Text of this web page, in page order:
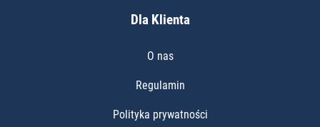
Dla Klienta
O nas
Regulamin
Polityka prywatności